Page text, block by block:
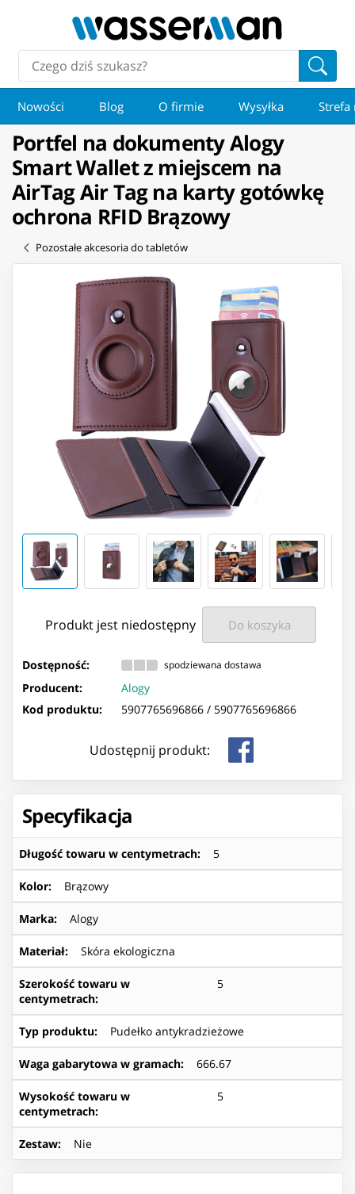
Nowości Blog O firmie Wysyłka Strefa
Portfel na dokumenty Alogy
Smart Wallet z miejscem na
AirTag Air Tag na karty gotówkę
ochrona RFID Brązowy
Pozostałe akcesoria do tabletów
Produkt jest niedostępny Do koszyka
Dostępność: spodziewana dostawa
Producent:
Alogy
Kod produktu:
5907765696866 / 5907765696866
Udostępnij produkt:
Specyfikacja
Długość towaru w centymetrach: 5
Kolor: Brązowy
Marka: Alogy
Materiał: Skóra ekologiczna
Szerokość towaru w
centymetrach:
5
Typ produktu: Pudełko antykradzieżowe
Waga gabarytowa w gramach: 666.67
Wysokość towaru w
centymetrach:
5
Zestaw: Nie